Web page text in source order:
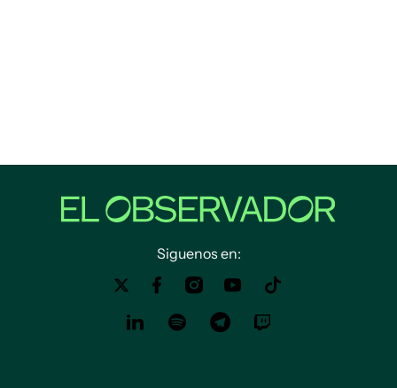
Siguenos en: